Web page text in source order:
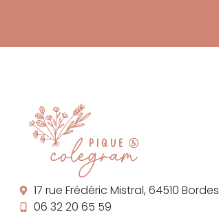
17 rue Frédéric Mistral, 64510 Bordes
06 32 20 65 59